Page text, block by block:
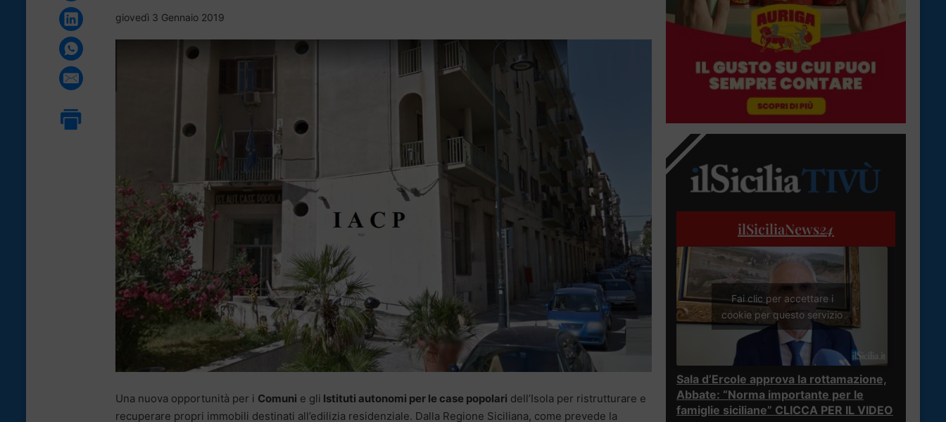
giovedì 3 Gennaio 2019
Una nuova opportunità per i Comuni e gli Istituti autonomi per le case popolari dell’Isola per ristrutturare e
recuperare propri immobili destinati all’edilizia residenziale. Dalla Regione Siciliana, come prevede la
ilSiciliaNews24
Fai clic per accettare i
cookie per questo servizio
Sala d’Ercole approva la rottamazione,
Abbate: “Norma importante per le
famiglie siciliane” CLICCA PER IL VIDEO